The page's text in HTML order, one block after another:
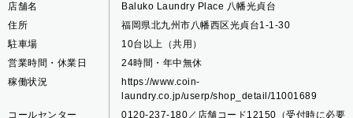
店舗名
Baluko Laundry Place 八幡光貞台
住所
福岡県北九州市八幡西区光貞台1-1-30
駐車場
10台以上（共用）
営業時間・休業日
24時間・年中無休
稼働状況
https://www.coin-
laundry.co.jp/userp/shop_detail/11001689
コールセンター
0120-237-180／店舗コード12150（受付時に必要